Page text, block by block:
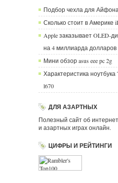
Подбор чехла для Айфона
Сколько стоит в Америке
Apple заказывает OLED-
на 4 миллиарда долларов
Мини обзор asus eee pc 2g
Характеристика ноутбука
l670
ДЛЯ АЗАРТНЫХ
Полезный сайт об
и азартных играх онлайн.
ЦИФРЫ И РЕЙТИНГИ